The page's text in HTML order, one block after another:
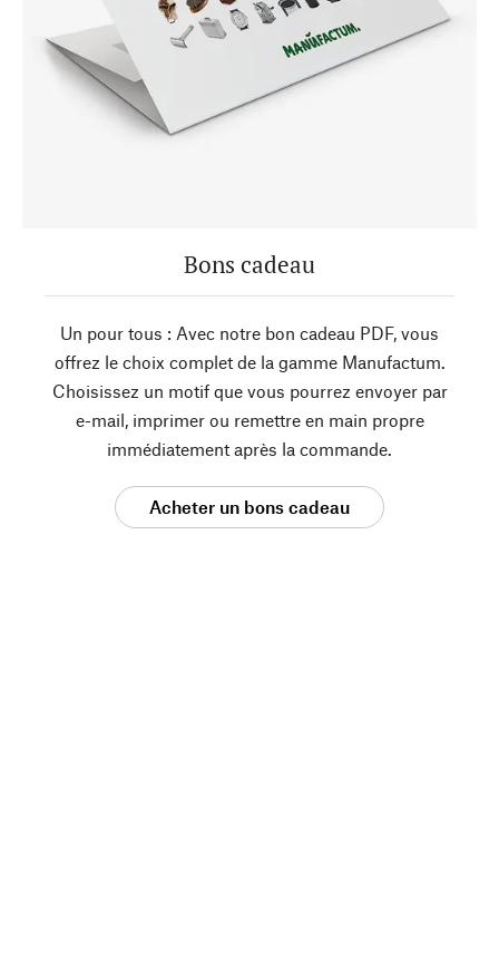
Bons cadeau
Un pour tous : Avec notre bon cadeau PDF, vous
offrez le choix complet de la gamme Manufactum.
Choisissez un motif que vous pourrez envoyer par
e-mail, imprimer ou remettre en main propre
immédiatement après la commande.
Acheter un bons cadeau